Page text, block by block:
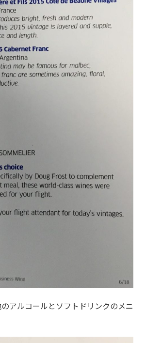
アルコールとソフトドリンクのメニ